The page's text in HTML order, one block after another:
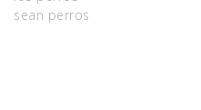
sean perros